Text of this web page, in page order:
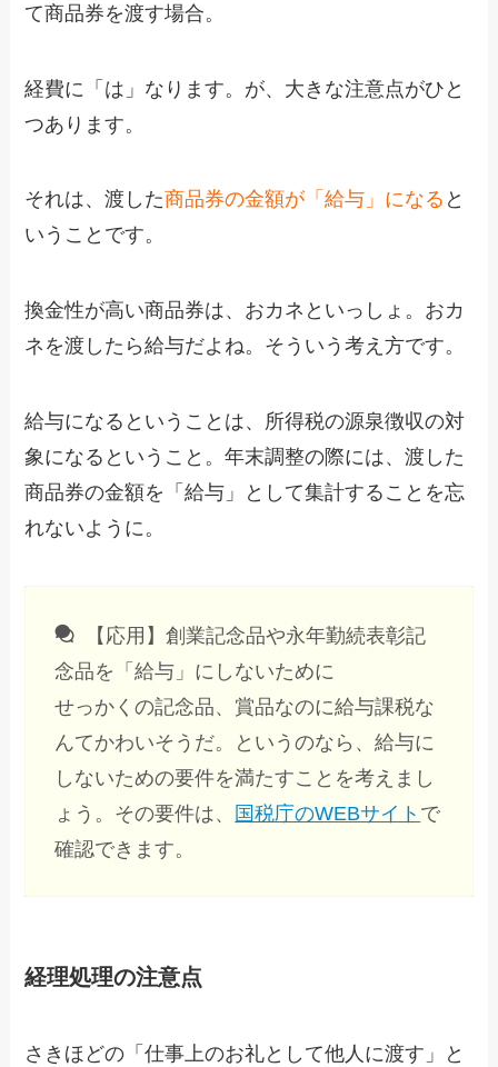
て商品券を渡す場合。
経費に「は」なります。が、大きな注意点がひと
つあります。
それは、渡した商品券の金額が「給与」になる と
いうことです。
換金性が高い商品券は、おカネといっしょ。おカ
ネを渡したら給与だよね。そういう考え方です。
給与になるということは、所得税の源泉徴収の対
象になるということ。年末調整の際には、渡した
商品券の金額を「給与」として集計することを忘
れないように。
【応用】創業記念品や永年勤続表彰記
念品を「給与」にしないために
せっかくの記念品、賞品なのに給与課税な
んてかわいそうだ。というのなら、給与に
しないための要件を満たすことを考えまし
ょう。その要件は、 国税庁のWEBサイト で
確認できます。
経理処理の注意点
さきほどの「仕事上のお礼として他人に渡す」と